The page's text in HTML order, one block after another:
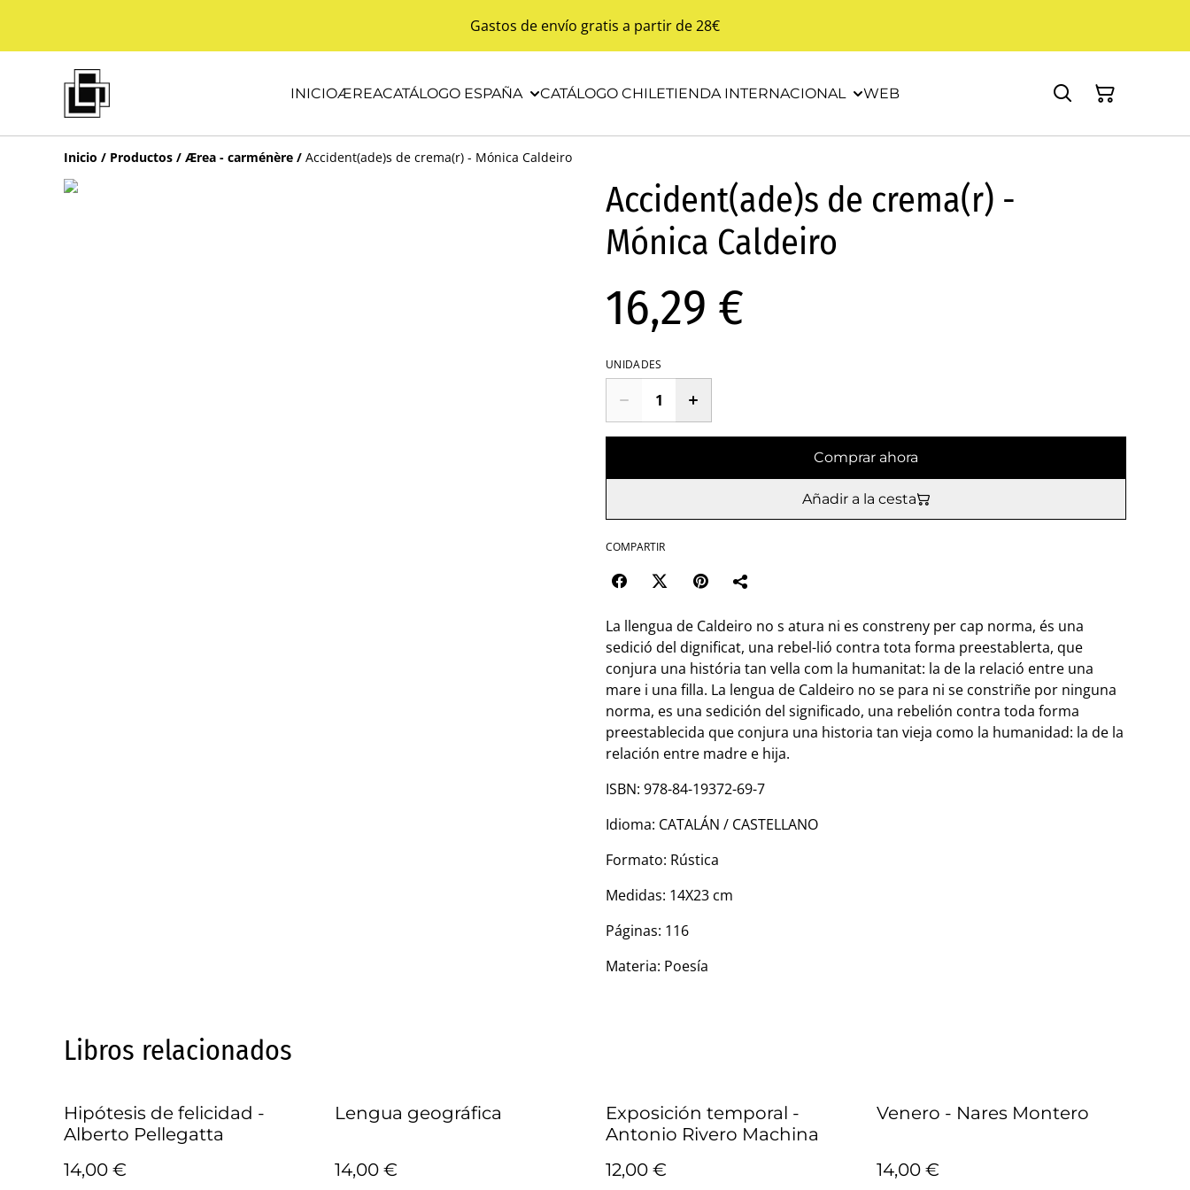
Gastos de envío gratis a partir de 28€
INICIOÆREACATÁLOGO ESPAÑA CATÁLOGO CHILETIENDA INTERNACIONAL WEB
Inicio / Productos / Ærea - carménère / Accident(ade)s de crema(r) - Mónica Caldeiro
Accident(ade)s de crema(r) -
Mónica Caldeiro
16,29 €
UNIDADES
Comprar ahora
Añadir a la cesta
COMPARTIR
La llengua de Caldeiro no s atura ni es constreny per cap norma, és una
sedició del dignificat, una rebel-lió contra tota forma preestablerta, que
conjura una história tan vella com la humanitat: la de la relació entre una
mare i una filla. La lengua de Caldeiro no se para ni se constriñe por ninguna
norma, es una sedición del significado, una rebelión contra toda forma
preestablecida que conjura una historia tan vieja como la humanidad: la de la
relación entre madre e hija.
ISBN: 978-84-19372-69-7
Idioma: CATALÁN / CASTELLANO
Formato: Rústica
Medidas: 14X23 cm
Páginas: 116
Materia: Poesía
Libros relacionados
Hipótesis de felicidad -
Alberto Pellegatta
14,00 €
Lengua geográfica
14,00 €
Exposición temporal -
Antonio Rivero Machina
12,00 €
Venero - Nares Montero
14,00 €